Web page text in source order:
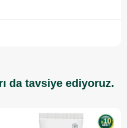
da tavsiye ediyoruz.